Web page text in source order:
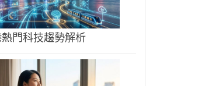
門科技趨勢解析